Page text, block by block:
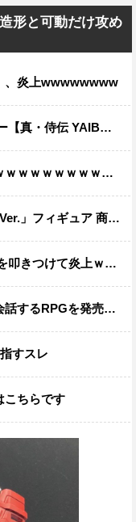
形と可動だけ攻め
、炎上wwwwwwww
真・侍伝 YAIBA】
ｗｗｗｗｗｗｗｗｗｗｗｗ
品情報公開【17日予約開始】
炎上ｗｗｗｗｗｗｗｗ
発売wwwwwwwwwwww
すスレ
こちらです